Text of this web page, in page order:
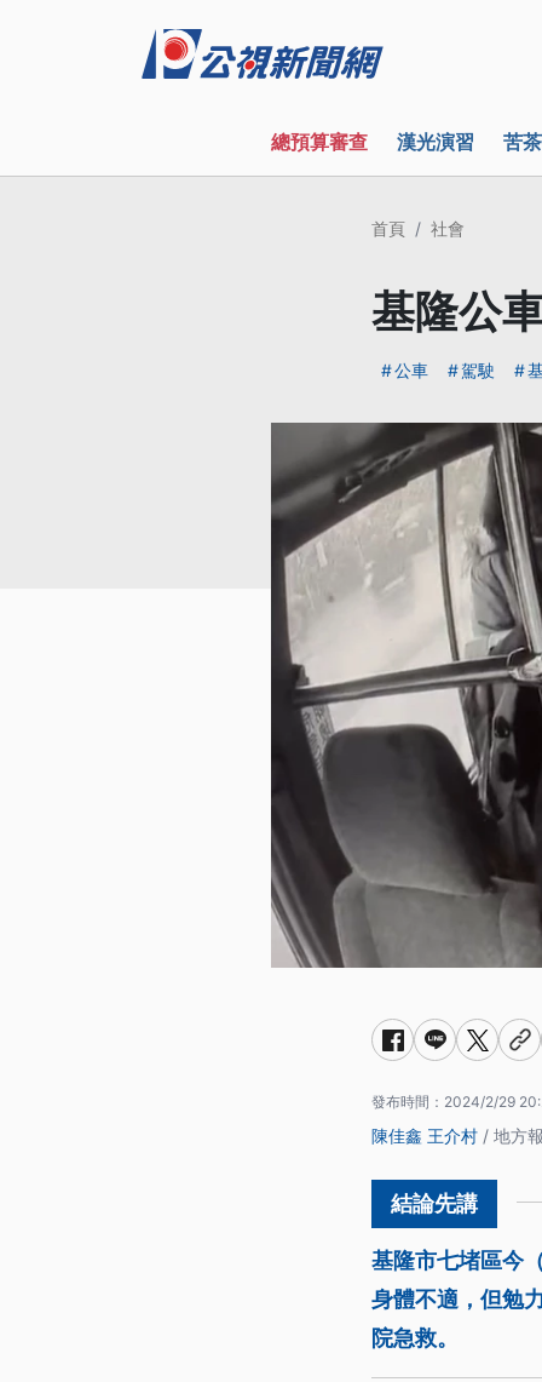
總預算審查 漢光演習 苦
首頁 社會
基隆公
公車 駕駛
發布時間： 2024/2/29
陳佳鑫 王介村 / 地方
基隆市七堵區今
身體不適，但勉
院急救。